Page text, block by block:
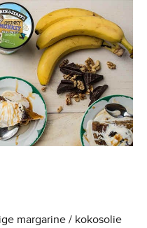
margarine / kokosolie